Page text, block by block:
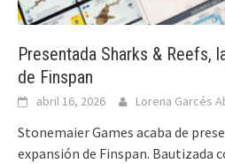
Presentada Sharks & Reefs,
de Finspan
abril 16, 2026 Lorena Garcés
Stonemaier Games acaba de
expansión de Finspan. Bautizada